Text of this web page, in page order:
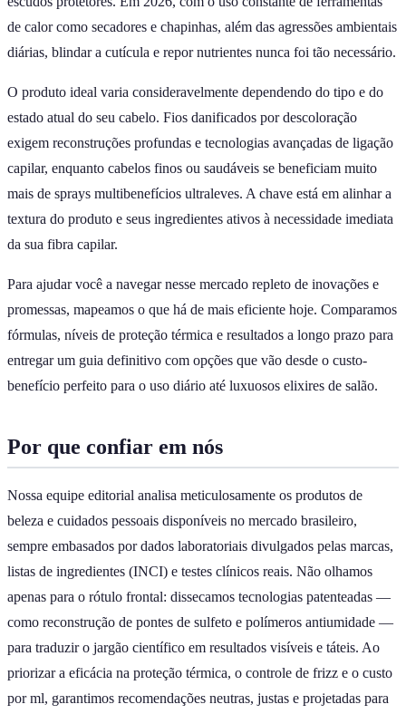
de calor como secadores e chapinhas, além das agressões ambientais
diárias, blindar a cutícula e repor nutrientes nunca foi tão necessário.
O produto ideal varia consideravelmente dependendo do tipo e do
estado atual do seu cabelo. Fios danificados por descoloração
exigem reconstruções profundas e tecnologias avançadas de ligação
capilar, enquanto cabelos finos ou saudáveis se beneficiam muito
mais de sprays multibenefícios ultraleves. A chave está em alinhar a
textura do produto e seus ingredientes ativos à necessidade imediata
da sua fibra capilar.
Para ajudar você a navegar nesse mercado repleto de inovações e
promessas, mapeamos o que há de mais eficiente hoje. Comparamos
fórmulas, níveis de proteção térmica e resultados a longo prazo para
entregar um guia definitivo com opções que vão desde o custo-
benefício perfeito para o uso diário até luxuosos elixires de salão.
Por que confiar em nós
Nossa equipe editorial analisa meticulosamente os produtos de
beleza e cuidados pessoais disponíveis no mercado brasileiro,
sempre embasados por dados laboratoriais divulgados pelas marcas,
listas de ingredientes (INCI) e testes clínicos reais. Não olhamos
apenas para o rótulo frontal: dissecamos tecnologias patenteadas —
como reconstrução de pontes de sulfeto e polímeros antiumidade —
para traduzir o jargão científico em resultados visíveis e táteis. Ao
priorizar a eficácia na proteção térmica, o controle de frizz e o custo
por ml, garantimos recomendações neutras, justas e projetadas para